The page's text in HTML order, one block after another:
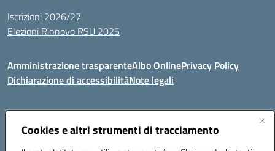
Cookies e altri strumenti di tracciamento
Iscrizioni 2026/27
Elezioni Rinnovo RSU 2025
Amministrazione trasparenteAlbo OnlinePrivacy Policy
Dichiarazione di accessibilitàNote legali
Indirizzo:Via Cadore 1, 60124 Ancona